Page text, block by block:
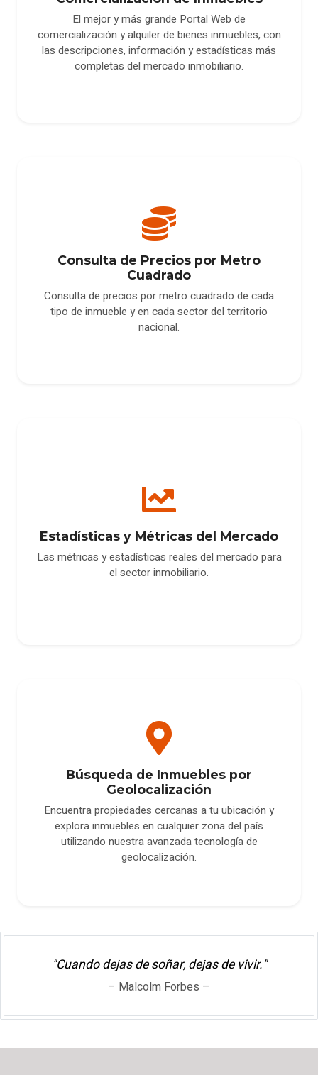
El mejor y más grande Portal Web de
comercialización y alquiler de bienes inmuebles, con
las descripciones, información y estadísticas más
completas del mercado inmobiliario.
Consulta de Precios por Metro
Cuadrado
Consulta de precios por metro cuadrado de cada
tipo de inmueble y en cada sector del territorio
nacional.
Estadísticas y Métricas del Mercado
Las métricas y estadísticas reales del mercado para
el sector inmobiliario.
Búsqueda de Inmuebles por
Geolocalización
Encuentra propiedades cercanas a tu ubicación y
explora inmuebles en cualquier zona del país
utilizando nuestra avanzada tecnología de
geolocalización.
"Cuando dejas de soñar, dejas de vivir."
– Malcolm Forbes –